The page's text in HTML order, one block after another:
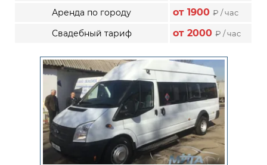
Аренда по городу от 1900₽ / час
Свадебный тариф от 2000₽ / час